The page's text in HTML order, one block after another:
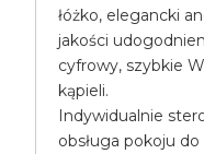
łóżko, elegancki
jakości
cyfrowy, szybkie
kąpieli.
Indywidualnie
obsługa pokoju